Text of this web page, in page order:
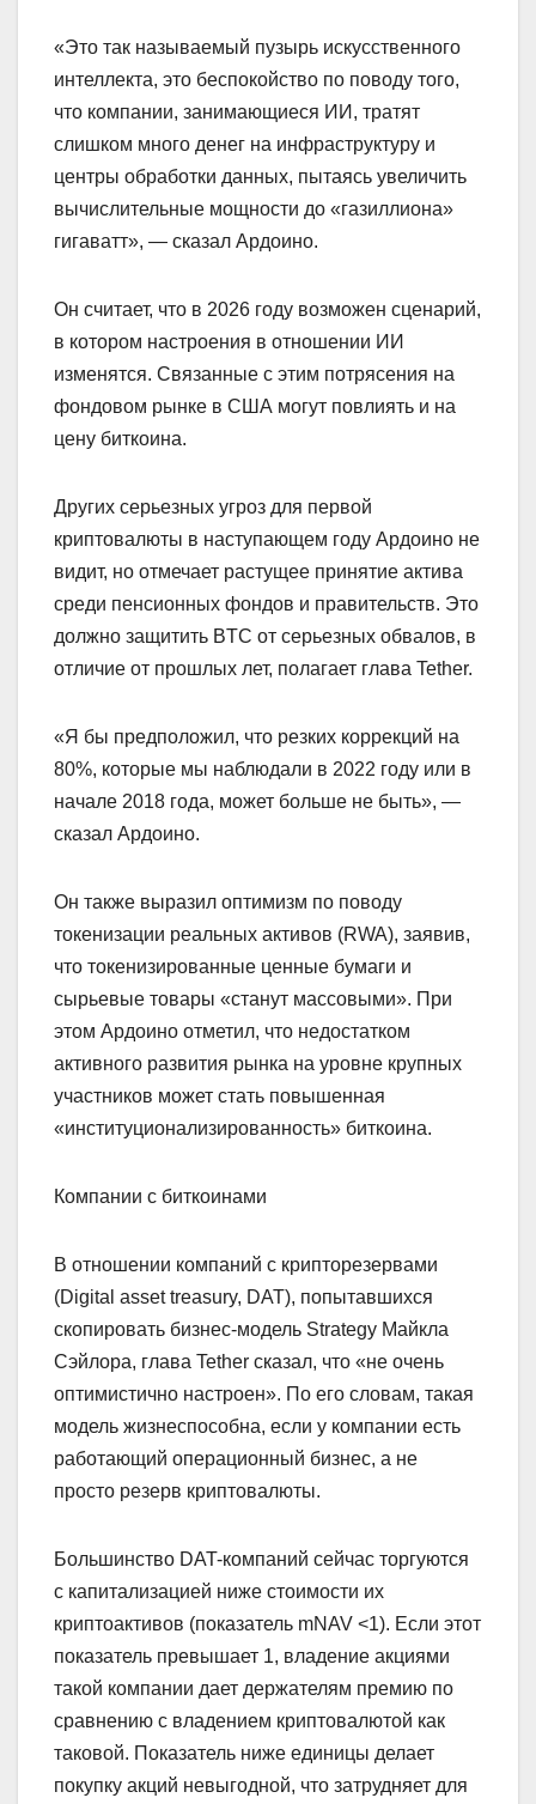
«Это так называемый пузырь искусственного
интеллекта, это беспокойство по поводу того,
что компании, занимающиеся ИИ, тратят
слишком много денег на инфраструктуру и
центры обработки данных, пытаясь увеличить
вычислительные мощности до «газиллиона»
гигаватт», — сказал Ардоино.
Он считает, что в 2026 году возможен сценарий,
в котором настроения в отношении ИИ
изменятся. Связанные с этим потрясения на
фондовом рынке в США могут повлиять и на
цену биткоина.
Других серьезных угроз для первой
криптовалюты в наступающем году Ардоино не
видит, но отмечает растущее принятие актива
среди пенсионных фондов и правительств. Это
должно защитить BTC от серьезных обвалов, в
отличие от прошлых лет, полагает глава Tether.
«Я бы предположил, что резких коррекций на
80%, которые мы наблюдали в 2022 году или в
начале 2018 года, может больше не быть», —
сказал Ардоино.
Он также выразил оптимизм по поводу
токенизации реальных активов (RWA), заявив,
что токенизированные ценные бумаги и
сырьевые товары «станут массовыми». При
этом Ардоино отметил, что недостатком
активного развития рынка на уровне крупных
участников может стать повышенная
«институционализированность» биткоина.
Компании с биткоинами
В отношении компаний с крипторезервами
(Digital asset treasury, DAT), попытавшихся
скопировать бизнес-модель Strategy Майкла
Сэйлора, глава Tether сказал, что «не очень
оптимистично настроен». По его словам, такая
модель жизнеспособна, если у компании есть
работающий операционный бизнес, а не
просто резерв криптовалюты.
Большинство DAT-компаний сейчас торгуются
с капитализацией ниже стоимости их
криптоактивов (показатель mNAV <1). Если этот
показатель превышает 1, владение акциями
такой компании дает держателям премию по
сравнению с владением криптовалютой как
таковой. Показатель ниже единицы делает
покупку акций невыгодной, что затрудняет для